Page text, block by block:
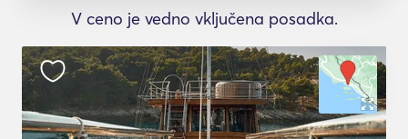
V ceno je vedno vključena posadka.